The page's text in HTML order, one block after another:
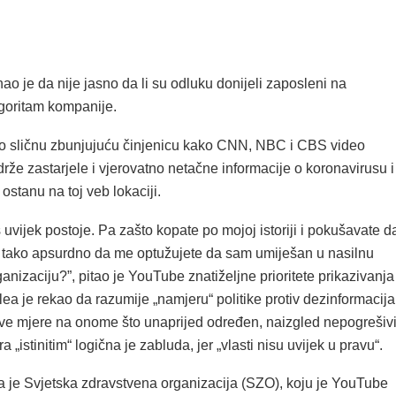
je da nije jasno da li su odluku donijeli zaposleni na
kompanije.
sličnu zbunjujuću činjenicu kako CNN, NBC i CBS video
zastarjele i vjerovatno netačne informacije o koronavirusu i
na toj veb lokaciji.
uvijek postoje. Pa zašto kopate po mojoj istoriji i pokušavate
apsurdno da me optužujete da sam umiješan u nasilnu
pitao je YouTube znatiželjne prioritete prikazivanja
je rekao da razumije „namjeru“ politike protiv
mjere na onome što unaprijed određen, naizgled nepogrešivi
„istinitim“ logična je zabluda, jer „vlasti nisu uvijek u pravu“.
je Svjetska zdravstvena organizacija (SZO), koju je YouTube